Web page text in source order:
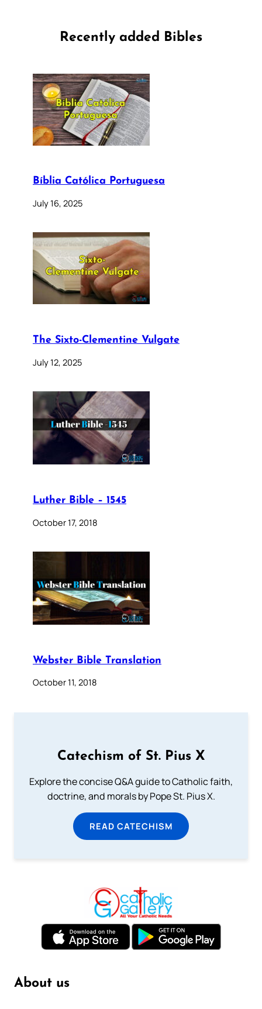
Recently added Bibles
Bíblia Católica Portuguesa
July 16, 2025
The Sixto-Clementine Vulgate
July 12, 2025
Luther Bible – 1545
October 17, 2018
Webster Bible Translation
October 11, 2018
Catechism of St. Pius X
Explore the concise Q&A guide to Catholic faith,
doctrine, and morals by Pope St. Pius X.
READ CATECHISM
About us